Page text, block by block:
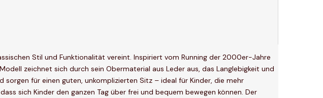
Stil und Funktionalität vereint. Inspiriert vom Running der 2000er-Jahre
zeichnet sich durch sein Obermaterial aus Leder aus, das Langlebigkeit und
für einen guten, unkomplizierten Sitz – ideal für Kinder, die mehr
sich Kinder den ganzen Tag über frei und bequem bewegen können. Der